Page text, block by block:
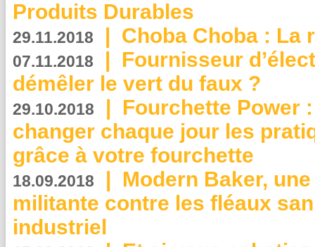
Produits Durables
29.11.2018 | Choba Choba : La
07.11.2018 | Fournisseur
démêler le vert du faux ?
29.10.2018 | Fourchette Power
changer chaque jour les
grâce à votre fourchette
18.09.2018 | Modern Baker,
militante contre les fléaux
industriel